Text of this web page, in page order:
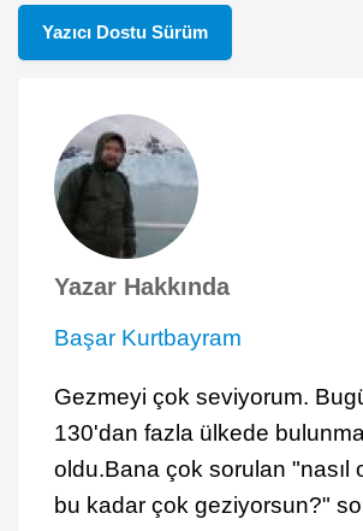
Yazıcı Dostu Sürüm
Yazar Hakkında
Başar Kurtbayram
Gezmeyi çok seviyorum.
130'dan fazla ülkede
oldu.Bana çok sorulan "nasıl
bu kadar çok geziyorsun?"